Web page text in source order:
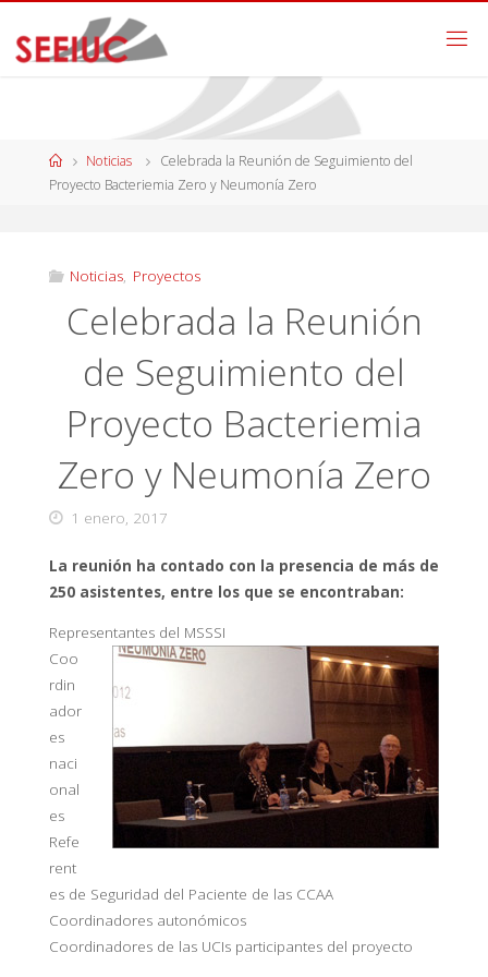
Noticias
Celebrada la Reunión de Seguimiento del
Proyecto Bacteriemia Zero y Neumonía Zero
Noticias, Proyectos
Celebrada la Reunión
de Seguimiento del
Proyecto Bacteriemia
Zero y Neumonía Zero
1 enero, 2017
La reunión ha contado con la presencia de más de
250 asistentes, entre los que se encontraban:
Representantes del MSSSI
Coo
rdin
ador
es
naci
onal
es
Refe
rent
es de Seguridad del Paciente de las CCAA
Coordinadores autonómicos
Coordinadores de las UCIs participantes del proyecto